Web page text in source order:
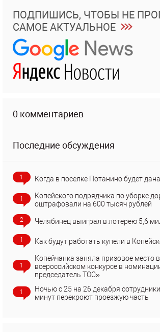
ПОДПИШИСЬ, ЧТОБЫ НЕ
САМОЕ АКТУАЛЬНОЕ
0 комментариев
Последние обсуждения
1 Когда в поселке Потанино будет
1
Копейского подрядчика по уборке
оштрафовали на 600 тысяч рублей
2 Челябинец выиграл в лотерею 5,6
1 Как будут работать купели в
1
Копейчанка заняла призовое место
всероссийском конкурсе в
председатель ТОС»
1
Ночью с 25 на 26 декабря
минут перекроют проезжую часть